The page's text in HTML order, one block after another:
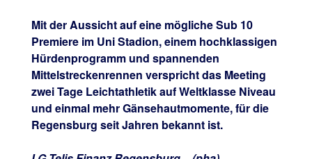
Mit der Aussicht auf eine mögliche Sub 10
Premiere im Uni Stadion, einem hochklassigen
Hürdenprogramm und spannenden
Mittelstreckenrennen verspricht das Meeting
zwei Tage Leichtathletik auf Weltklasse Niveau
und einmal mehr Gänsehautmomente, für die
Regensburg seit Jahren bekannt ist.